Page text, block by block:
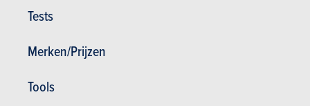
Tests
Merken/Prijzen
Tools
Tweedehands & Stock